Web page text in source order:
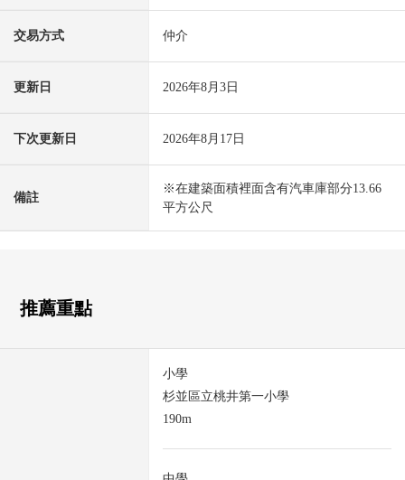
交易方式 仲介
更新日 2026年8月3日
下次更新日 2026年8月17日
備註
※在建築面積裡面含有汽車庫部分13.66
平方公尺
推薦重點
小學
杉並區立桃井第一小學
190m